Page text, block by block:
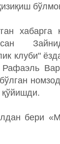
хабарга
клуби"
Рафаэль
бери